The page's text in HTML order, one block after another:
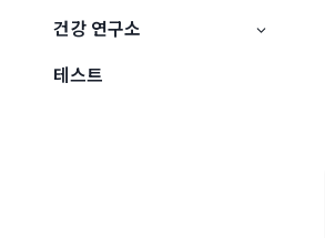
건강 연구소
테스트